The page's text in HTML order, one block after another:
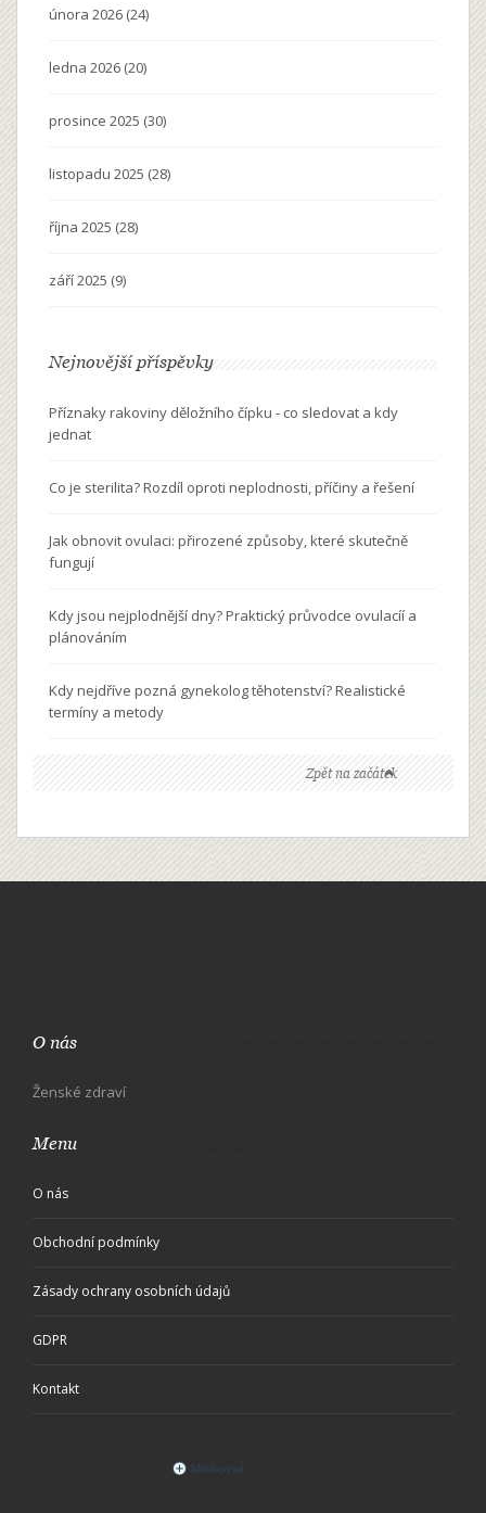
února 2026 (24)
ledna 2026 (20)
prosince 2025 (30)
listopadu 2025 (28)
října 2025 (28)
září 2025 (9)
Nejnovější příspěvky
Příznaky rakoviny děložního čípku - co sledovat a kdy
jednat
Co je sterilita? Rozdíl oproti neplodnosti, příčiny a řešení
Jak obnovit ovulaci: přirozené způsoby, které skutečně
fungují
Kdy jsou nejplodnější dny? Praktický průvodce ovulacíí a
plánováním
Kdy nejdříve pozná gynekolog těhotenství? Realistické
termíny a metody
Zpět na začátek
O nás
Ženské zdraví
Menu
O nás
Obchodní podmínky
Zásady ochrany osobních údajů
GDPR
Kontakt